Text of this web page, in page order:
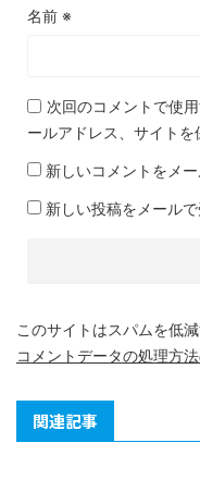
名前 ※
次回のコメントで使
ールアドレス、サイトを
新しいコメントをメ
新しい投稿をメール
このサイトはスパムを低
コメントデータの処理方
関連記事